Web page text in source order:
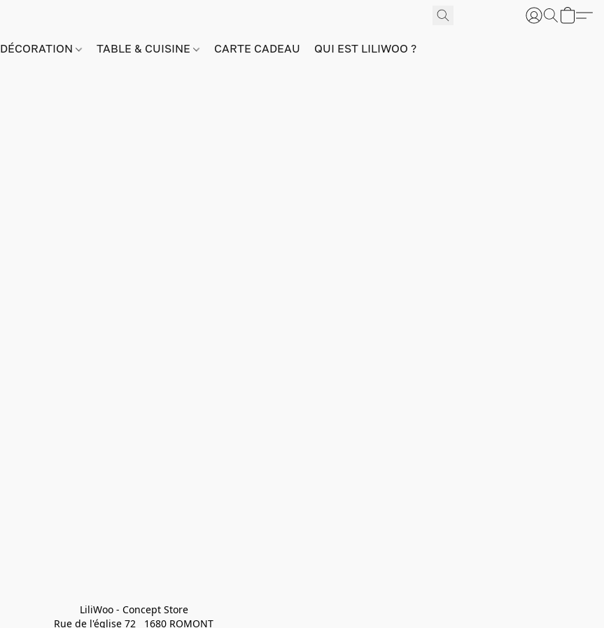
DÉCORATION TABLE & CUISINE CARTE CADEAU QUI EST LILIWOO ?
LiliWoo - Concept Store
Rue de l'église 72   1680 ROMONT